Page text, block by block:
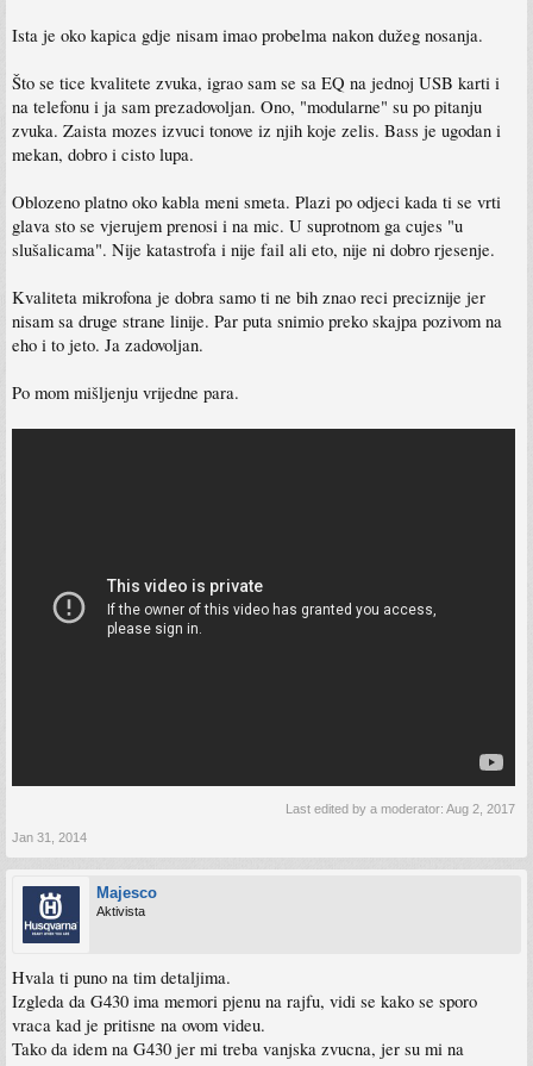
Ista je oko kapica gdje nisam imao probelma nakon dužeg nosanja.
Što se tice kvalitete zvuka, igrao sam se sa EQ na jednoj USB karti i
na telefonu i ja sam prezadovoljan. Ono, "modularne" su po pitanju
zvuka. Zaista mozes izvuci tonove iz njih koje zelis. Bass je ugodan i
mekan, dobro i cisto lupa.
Oblozeno platno oko kabla meni smeta. Plazi po odjeci kada ti se vrti
glava sto se vjerujem prenosi i na mic. U suprotnom ga cujes "u
slušalicama". Nije katastrofa i nije fail ali eto, nije ni dobro rjesenje.
Kvaliteta mikrofona je dobra samo ti ne bih znao reci preciznije jer
nisam sa druge strane linije. Par puta snimio preko skajpa pozivom na
eho i to jeto. Ja zadovoljan.
Po mom mišljenju vrijedne para.
Last edited by a moderator: Aug 2, 2017
Jan 31, 2014
Majesco
Aktivista
Hvala ti puno na tim detaljima.
Izgleda da G430 ima memori pjenu na rajfu, vidi se kako se sporo
vraca kad je pritisne na ovom videu.
Tako da idem na G430 jer mi treba vanjska zvucna, jer su mi na